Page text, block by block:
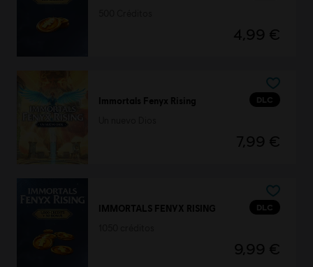
4,99 €
DLC
Immortals Fenyx Rising
7,99 €
DLC
IMMORTALS FENYX RISING
9,99 €